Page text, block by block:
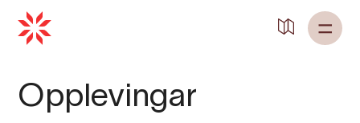
Opplevingar